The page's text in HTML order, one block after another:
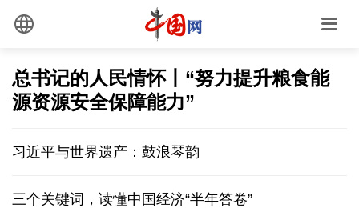
总书记的人民情怀丨“努力提升粮食能
源资源安全保障能力”
习近平与世界遗产：鼓浪琴韵
三个关键词，读懂中国经济“半年答卷”